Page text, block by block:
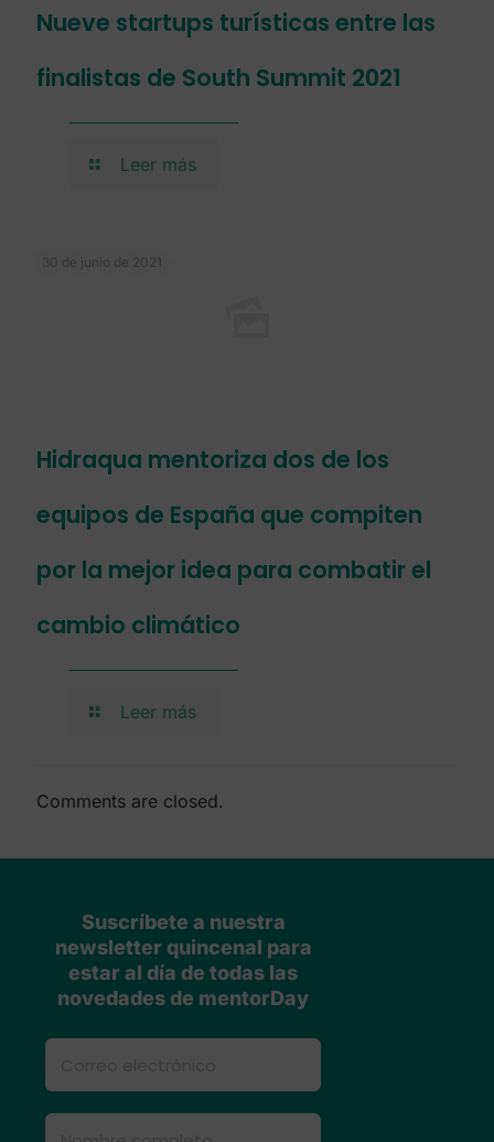
Nueve startups turísticas entre las
finalistas de South Summit 2021
Leer más
30 de junio de 2021
Hidraqua mentoriza dos de los
equipos de España que compiten
por la mejor idea para combatir el
cambio climático
Leer más
Comments are closed.
Suscríbete a nuestra
newsletter quincenal para
estar al día de todas las
novedades de mentorDay